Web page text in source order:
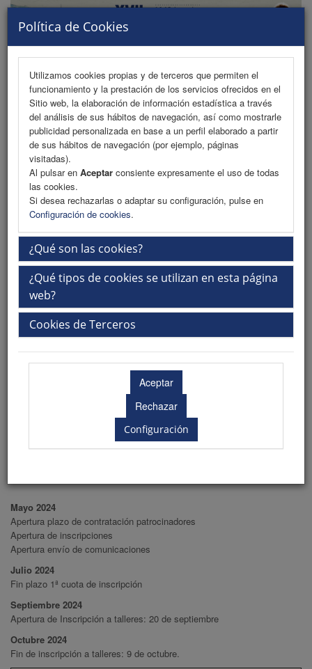
Política de Cookies
Utilizamos cookies propias y de terceros que permiten el
funcionamiento y la prestación de los servicios ofrecidos en el
Sitio web, la elaboración de información estadística a través
del análisis de sus hábitos de navegación, así como mostrarle
publicidad personalizada en base a un perfil elaborado a partir
de sus hábitos de navegación (por ejemplo, páginas
visitadas).
Al pulsar en Aceptar consiente expresamente el uso de todas
las cookies.
Si desea rechazarlas o adaptar su configuración, pulse en
Configuración de cookies.
¿Qué son las cookies?
¿Qué tipos de cookies se utilizan en esta página
web?
Cookies de Terceros
Configuración
MENU
Bienvenida
Información General
Sobre Lares
Sede y ciudad
Recogida de documentación en sede
iEvents
Transportes
Fechas importantes
Mayo 2024
Apertura plazo de contratación patrocinadores
Apertura de inscripciones
Apertura envío de comunicaciones
Julio 2024
Fin plazo 1ª cuota de inscripción
Septiembre 2024
Apertura de Inscripción a talleres: 20 de septiembre
Octubre 2024
Fin de inscripción a talleres: 9 de octubre.